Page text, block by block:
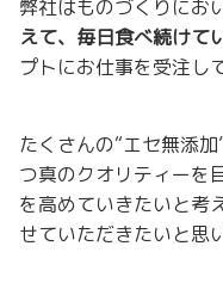
弊社はものづくりにお
えて、毎日食べ続けて
プトにお仕事を受注し
たくさんの“エセ無添
つ真のクオリティーを
を高めていきたいと考
せていただきたいと思